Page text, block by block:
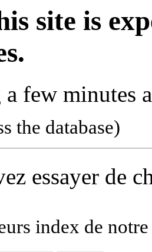
site is
few minutes
the database)
essayer de
index de